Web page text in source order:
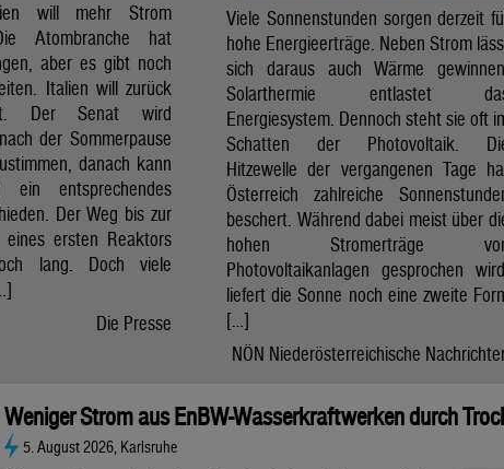
will mehr Strom
Atombranche hat
aber es gibt noch
Italien will zurück
Der Senat wird
der Sommerpause
danach kann
ein entsprechendes
Der Weg bis zur
eines ersten Reaktors
lang. Doch viele
Die Presse
Viele Sonnenstunden sorgen derzeit
hohe Energieerträge. Neben Strom
sich daraus auch Wärme gewinnen.
Solarthermie entlastet
Energiesystem. Dennoch steht sie oft
Schatten der Photovoltaik.
Hitzewelle der vergangenen Tage
Österreich zahlreiche
beschert. Während dabei meist über
hohen Stromerträge
Photovoltaikanlagen gesprochen wird,
liefert die Sonne noch eine zweite
[…]
NÖN Niederösterreichische
Weniger Strom aus EnBW-Wasserkraftwerken durch
5. August 2026, Karlsruhe